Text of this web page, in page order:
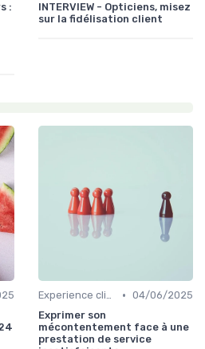
:
INTERVIEW - Opticiens, misez
sur la fidélisation client
Experience client • 04/06/2025
Exprimer son
mécontentement face à une
prestation de service